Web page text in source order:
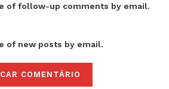
of follow-up comments by email.
of new posts by email.